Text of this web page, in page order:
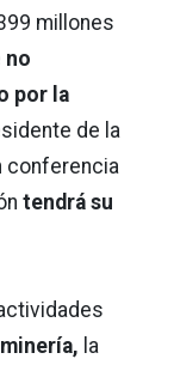
millones
no
por la
de la
conferencia
tendrá su
la